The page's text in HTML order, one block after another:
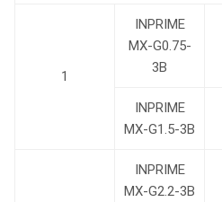
1
INPRIME
MX-G0.75-
3B
INPRIME
MX-G1.5-3B
INPRIME
MX-G2.2-3B